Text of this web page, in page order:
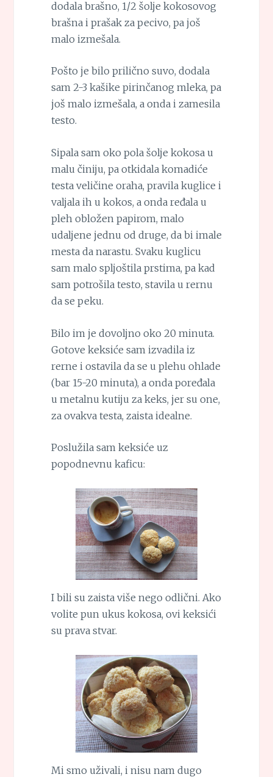
dodala brašno, 1/2 šolje kokosovog
brašna i prašak za pecivo, pa još
malo izmešala.
Pošto je bilo prilično suvo, dodala
sam 2-3 kašike pirinčanog mleka, pa
još malo izmešala, a onda i zamesila
testo.
Sipala sam oko pola šolje kokosa u
malu činiju, pa otkidala komadiće
testa veličine oraha, pravila kuglice i
valjala ih u kokos, a onda ređala u
pleh obložen papirom, malo
udaljene jednu od druge, da bi imale
mesta da narastu. Svaku kuglicu
sam malo spljoštila prstima, pa kad
sam potrošila testo, stavila u rernu
da se peku.
Bilo im je dovoljno oko 20 minuta.
Gotove keksiće sam izvadila iz
rerne i ostavila da se u plehu ohlade
(bar 15-20 minuta), a onda poređala
u metalnu kutiju za keks, jer su one,
za ovakva testa, zaista idealne.
Poslužila sam keksiće uz
popodnevnu kaficu:
I bili su zaista više nego odlični. Ako
volite pun ukus kokosa, ovi keksići
su prava stvar.
Mi smo uživali, i nisu nam dugo